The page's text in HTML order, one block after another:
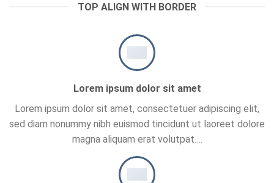
TOP ALIGN WITH BORDER
Lorem ipsum dolor sit amet
Lorem ipsum dolor sit amet, consectetuer adipiscing elit,
sed diam nonummy nibh euismod tincidunt ut laoreet dolore
magna aliquam erat volutpat….